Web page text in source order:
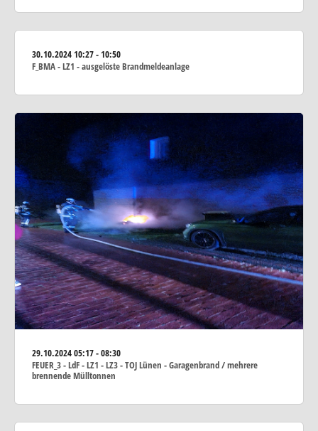
30.10.202410:27 - 10:50
F_BMA - LZ1 - ausgelöste Brandmeldeanlage
29.10.202405:17 - 08:30
FEUER_3 - LdF - LZ1 - LZ3 - TOJ Lünen - Garagenbrand / mehrere
brennende Mülltonnen